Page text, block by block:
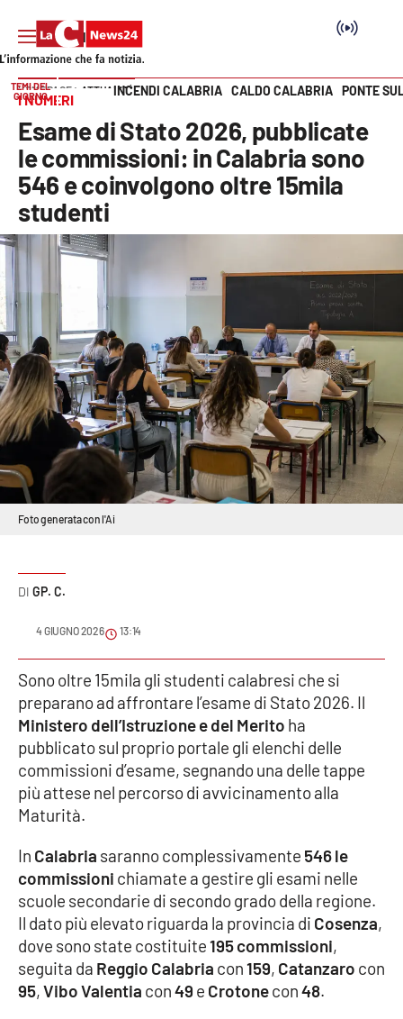
Cronaca
Politica
Attualità
Economia e lavoro
Italia Mondo
Sanità
Sport
Cultura
Meteo
VIDEO
Ambiente
Cronaca
Cultura
Economia e Lavoro
Politica
Sanità
Vai
TEMI DEL
GIORNO
INCENDI CALABRIA CALDO CALABRIA PONTE
HOME PAGE ATTUALITÀ
I NUMERI
Esame di Stato 2026, pubblicate
le commissioni: in Calabria sono
546 e coinvolgono oltre 15mila
studenti
Foto generata con l'Ai
GP. C.
4 GIUGNO 2026 13:14
Sono oltre 15mila gli studenti calabresi che si
preparano ad affrontare l’esame di Stato 2026. Il
Ministero dell’Istruzione e del Merito ha
pubblicato sul proprio portale gli elenchi delle
commissioni d’esame, segnando una delle tappe
più attese nel percorso di avvicinamento alla
Maturità.
In Calabria saranno complessivamente 546 le
commissioni chiamate a gestire gli esami nelle
scuole secondarie di secondo grado della regione.
Il dato più elevato riguarda la provincia di Cosenza,
dove sono state costituite195 commissioni,
seguita da Reggio Calabria con159, Catanzaro con
95,Vibo Valentia con49 e Crotonecon48.